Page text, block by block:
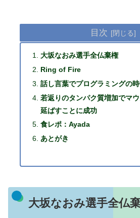
目次
大坂なおみ選手全仏棄権
Ring of Fire
話し言葉でプログラミングの
若返りのタンパク質増加でマ
延ばすことに成功
食レポ：Ayada
あとがき
大坂なおみ選手全仏